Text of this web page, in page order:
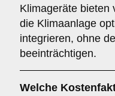
Klimageräte bieten
die Klimaanlage
integrieren, ohne
beeinträchtigen.
Welche